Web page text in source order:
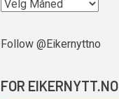
Follow @Eikernyttno
FOR EIKERNYTT.NO